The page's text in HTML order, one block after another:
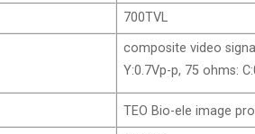
700TVL
composite video
Y:0.7Vp-p, 75 ohms:
TEO Bio-ele image